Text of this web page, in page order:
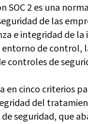
SOC 2 es una
de las
e integridad de
de control,
controles de
en cinco criterios
del
seguridad, que